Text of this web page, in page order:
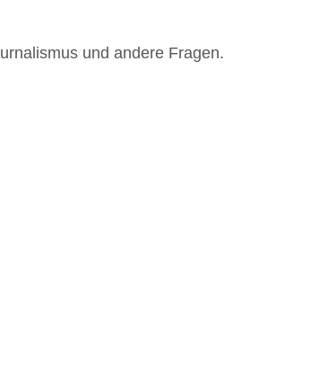
und andere Fragen.